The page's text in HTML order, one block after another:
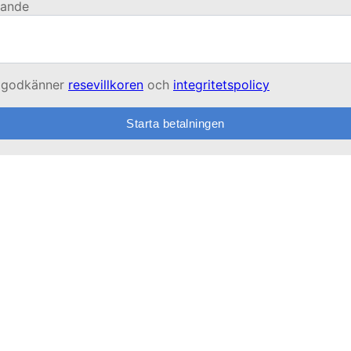
resevillkoren och integritetspolicy